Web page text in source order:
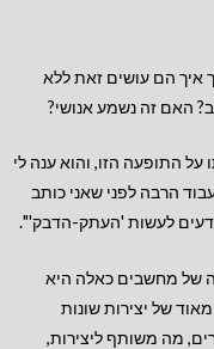
איך הם עושים זאת ללא
האם זה נשמע אנושי?
התופעה הזו, והוא ענה לי
הרבה לפני שאני כותב
לעשות 'העתק-הדבק'".
של מחשבים כאלה היא
של יצירות שונות
מה משותף ליצירות,